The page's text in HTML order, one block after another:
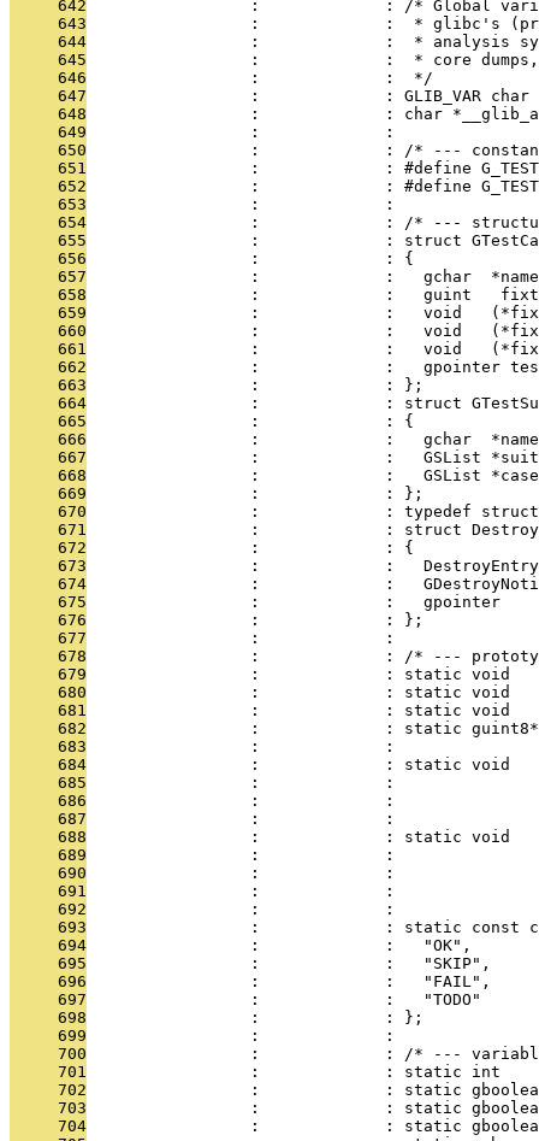
     642
:             : /* Global
     643
:             :  * glibc's
     644
:             :  * analysis
     645
:             :  * core
     646
                 :             :  */
     647
:             : GLIB_VAR char
     648
:             : char
     649
                 :             :
     650
:             : /* ---
     651
:             : #define
     652
:             : #define
     653
                 :             :
     654
:             : /* ---
     655
:             : struct
     656
                 :             : {
     657
:             :   gchar
     658
:             :   guint
     659
:             :   void
     660
:             :   void
     661
:             :   void
     662
:             :   gpointer
     663
                 :             : };
     664
:             : struct
     665
                 :             : {
     666
:             :   gchar
     667
:             :   GSList
     668
:             :   GSList
     669
                 :             : };
     670
:             : typedef
     671
:             : struct
     672
                 :             : {
     673
:             :
     674
:             :
     675
:             :   gpointer
     676
                 :             : };
     677
                 :             :
     678
:             : /* ---
     679
:             : static void
     680
:             : static void
     681
:             : static void
     682
:             : static
     683
:             :
     684
:             : static void
     685
:             :
     686
:             :
     687
:             :
     688
:             : static void
     689
:             :
     690
:             :
     691
:             :
     692
                 :             :
     693
:             : static const
     694
                 :             :   "OK",
     695
                 :             :   "SKIP",
     696
                 :             :   "FAIL",
     697
                 :             :   "TODO"
     698
                 :             : };
     699
                 :             :
     700
:             : /* ---
     701
:             : static int
     702
:             : static
     703
:             : static
     704
:             : static